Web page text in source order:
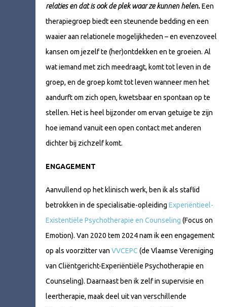
relaties en dat is ook de plek waar ze kunnen helen. Een
therapiegroep biedt een steunende bedding en een
waaier aan relationele mogelijkheden – en evenzoveel
kansen om jezelf te (her)ontdekken en te groeien. Al
wat iemand met zich meedraagt, komt tot leven in de
groep, en de groep komt tot leven wanneer men het
aandurft om zich open, kwetsbaar en spontaan op te
stellen. Het is heel bijzonder om ervan getuige te zijn
hoe iemand vanuit een open contact met anderen
dichter bij zichzelf komt.
ENGAGEMENT
Aanvullend op het klinisch werk, ben ik als staflid
betrokken in de specialisatie-opleiding Experiëntieel-
Existentiële Psychotherapie en Counseling (Focus on
Emotion). Van 2020 tem 2024 nam ik een engagement
op als voorzitter van VVCEPC (de Vlaamse Vereniging
van Cliëntgericht-Experiëntiële Psychotherapie en
Counseling). Daarnaast ben ik zelf in supervisie en
leertherapie, maak deel uit van verschillende